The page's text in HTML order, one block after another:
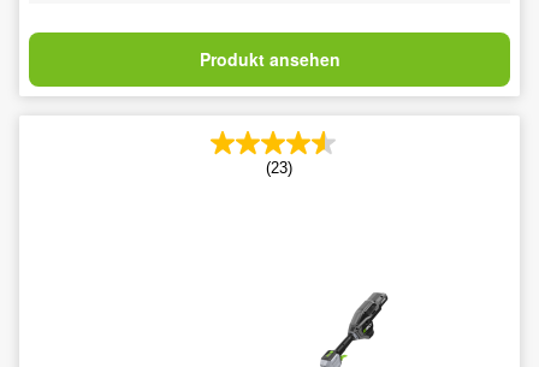
Produkt ansehen
(23)